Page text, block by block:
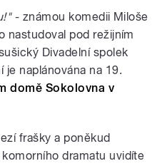
- známou komedii Miloše
nastudoval pod režijním
Divadelní spolek
je naplánována na 19.
domě Sokolovna v
frašky a poněkud
dramatu uvidíte